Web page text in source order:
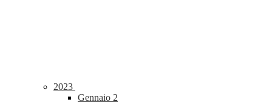
2023
Gennaio 2